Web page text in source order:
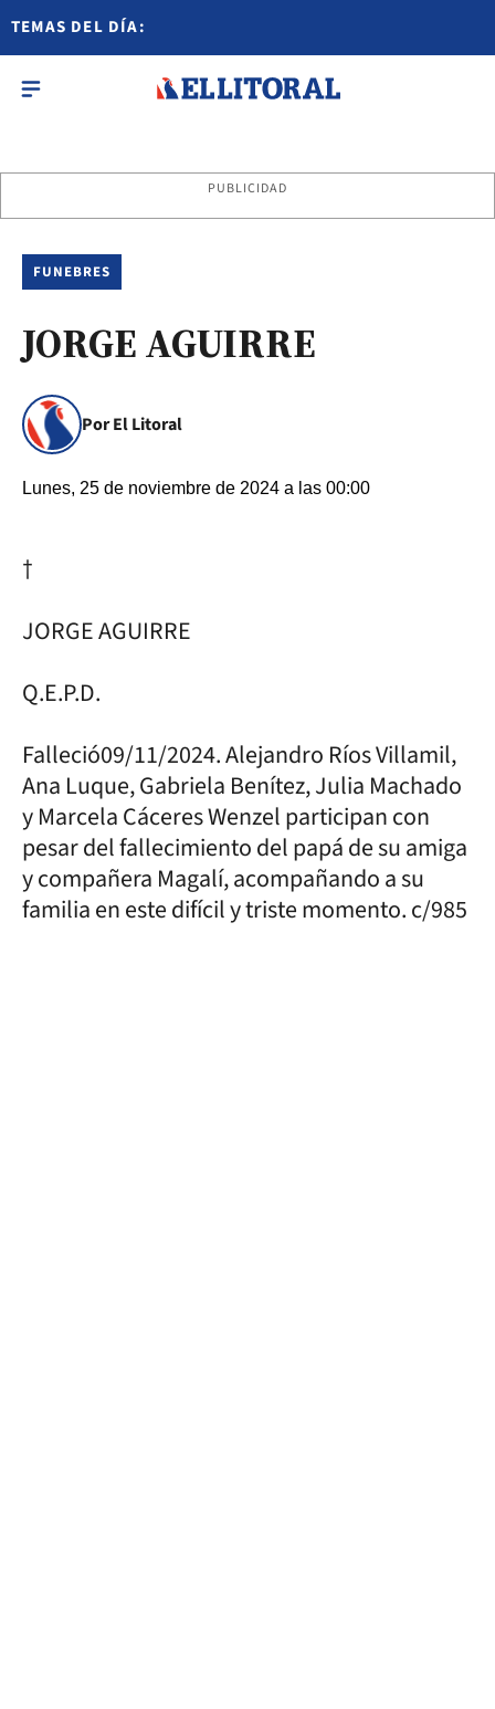
TEMAS DEL DÍA:
PUBLICIDAD
FUNEBRES
JORGE AGUIRRE
Por El Litoral
Lunes, 25 de noviembre de 2024 a las 00:00
†
JORGE AGUIRRE
Q.E.P.D.
Falleció09/11/2024. Alejandro Ríos Villamil,
Ana Luque, Gabriela Benítez, Julia Machado
y Marcela Cáceres Wenzel participan con
pesar del fallecimiento del papá de su amiga
y compañera Magalí, acompañando a su
familia en este difícil y triste momento. c/985